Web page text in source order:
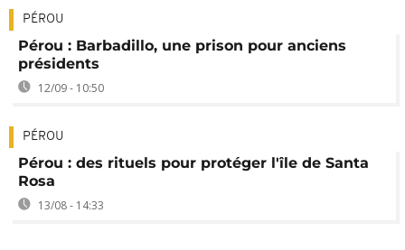
PÉROU
Pérou : Barbadillo, une prison pour anciens
présidents
12/09 - 10:50
PÉROU
Pérou : des rituels pour protéger l'île de Santa
Rosa
13/08 - 14:33